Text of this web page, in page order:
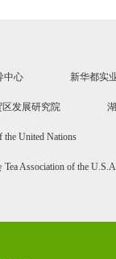
中心 新华都实
区发展研究院
United Nations
Association of the U.S.A